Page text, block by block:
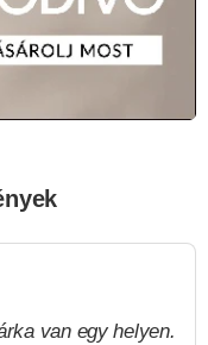
van egy helyen.